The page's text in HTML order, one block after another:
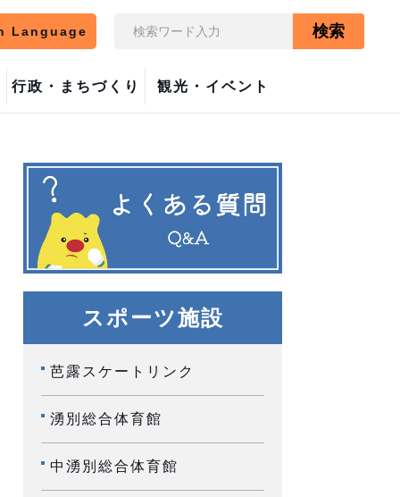
行政・まちづくり 観光・イベント
Language 検索
スポーツ施設
芭露スケートリンク
湧別総合体育館
中湧別総合体育館